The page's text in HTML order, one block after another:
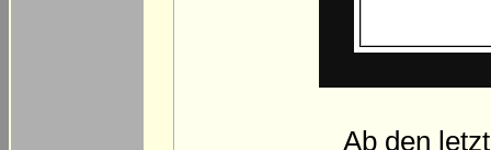
Ab den